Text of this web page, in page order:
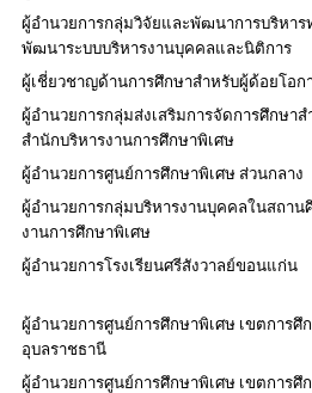
ผู้อำนวยการกลุ่มวิจัยและพัฒนาการบริหา
พัฒนาระบบบริหารงานบุคคลและนิติการ
ผู้เชี่ยวชาญด้านการศึกษาสำหรับผู้ด้อยโอก
ผู้อำนวยการกลุ่มส่งเสริมการจัดการศึกษา
สำนักบริหารงานการศึกษาพิเศษ
ผู้อำนวยการศูนย์การศึกษาพิเศษ ส่วนกลาง
ผู้อำนวยการกลุ่มบริหารงานบุคคลในสถาน
งานการศึกษาพิเศษ
ผู้อำนวยการโรงเรียนศรีสังวาลย์ขอนแก่น
ผู้อำนวยการศูนย์การศึกษาพิเศษ เขตการศึ
อุบลราชธานี
ผู้อำนวยการศูนย์การศึกษาพิเศษ เขตการ